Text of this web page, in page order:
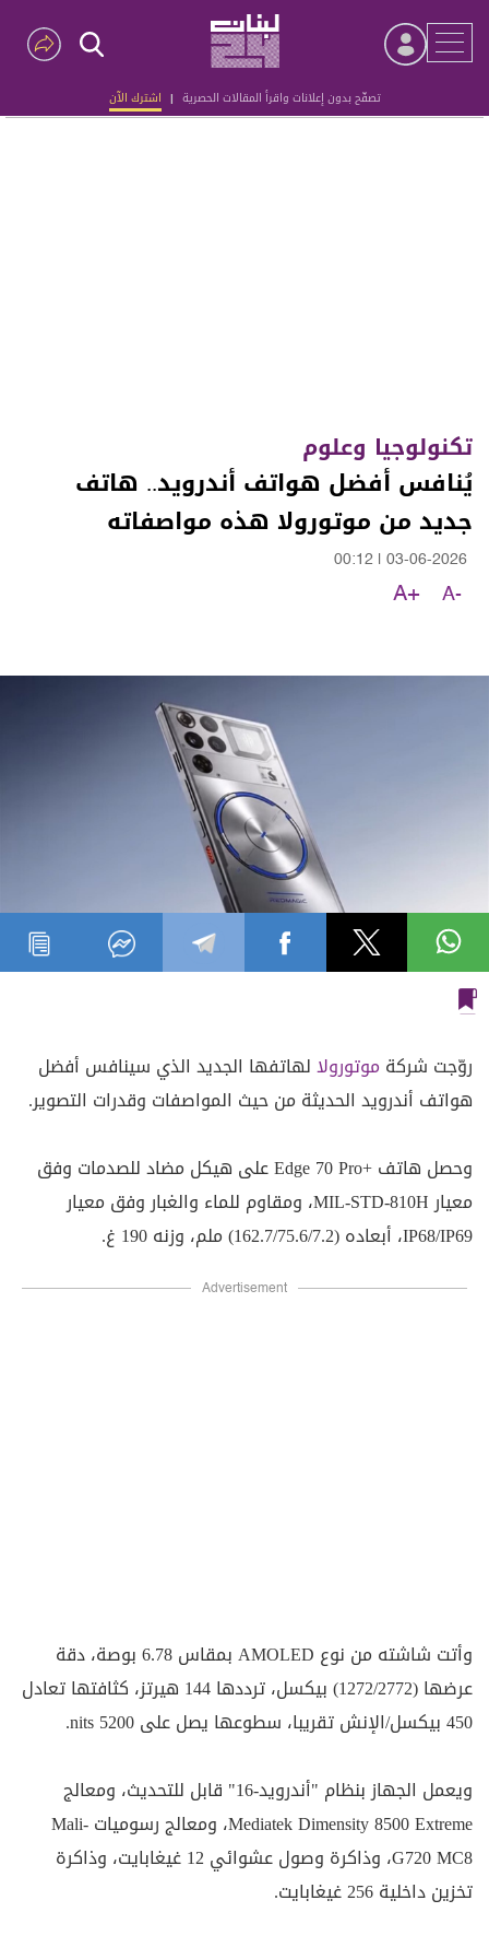
تصفّح بدون إعلانات واقرأ المقالات الحصرية | اشترك الآن
Advertisement
تكنولوجيا وعلوم
يُنافس أفضل هواتف أندرويد.. هاتف
جديد من موتورولا هذه مواصفاته
03-06-2026
00:12
A-
A+
روّجت شركةموتورولالهاتفها الجديد الذي سينافس أفضل
هواتف أندرويد الحديثة من حيث المواصفات وقدرات التصوير.
وحصل هاتف +Edge 70 Pro على هيكل مضاد للصدمات وفق
معيار MIL-STD-810H، ومقاوم للماء والغبار وفق معيار
IP68/IP69، أبعاده (162.7/75.6/7.2) ملم، وزنه 190 غ.
Advertisement
وأتت شاشته من نوع AMOLED بمقاس 6.78 بوصة، دقة
عرضها (1272/2772) بيكسل، ترددها 144 هيرتز، كثافتها تعادل
450 بيكسل/الإنش تقريبا، سطوعها يصل على 5200 nits.
ويعمل الجهاز بنظام "أندرويد-16" قابل للتحديث، ومعالج
Mediatek Dimensity 8500 Extreme، ومعالج رسوميات Mali-
G720 MC8، وذاكرة وصول عشوائي 12 غيغابايت، وذاكرة
تخزين داخلية 256 غيغابايت.